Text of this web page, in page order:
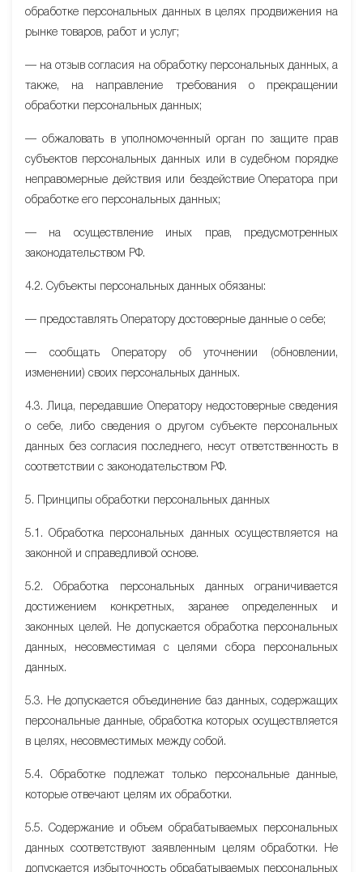
обработке персональных данных в целях продвижения на
рынке товаров, работ и услуг;
— на отзыв согласия на обработку персональных данных, а
также, на направление требования о прекращении
обработки персональных данных;
— обжаловать в уполномоченный орган по защите прав
субъектов персональных данных или в судебном порядке
неправомерные действия или бездействие Оператора при
обработке его персональных данных;
— на осуществление иных прав, предусмотренных
законодательством РФ.
4.2. Субъекты персональных данных обязаны:
— предоставлять Оператору достоверные данные о себе;
— сообщать Оператору об уточнении (обновлении,
изменении) своих персональных данных.
4.3. Лица, передавшие Оператору недостоверные сведения
о себе, либо сведения о другом субъекте персональных
данных без согласия последнего, несут ответственность в
соответствии с законодательством РФ.
5. Принципы обработки персональных данных
5.1. Обработка персональных данных осуществляется на
законной и справедливой основе.
5.2. Обработка персональных данных ограничивается
достижением конкретных, заранее определенных и
законных целей. Не допускается обработка персональных
данных, несовместимая с целями сбора персональных
данных.
5.3. Не допускается объединение баз данных, содержащих
персональные данные, обработка которых осуществляется
в целях, несовместимых между собой.
5.4. Обработке подлежат только персональные данные,
которые отвечают целям их обработки.
5.5. Содержание и объем обрабатываемых персональных
данных соответствуют заявленным целям обработки. Не
допускается избыточность обрабатываемых персональных